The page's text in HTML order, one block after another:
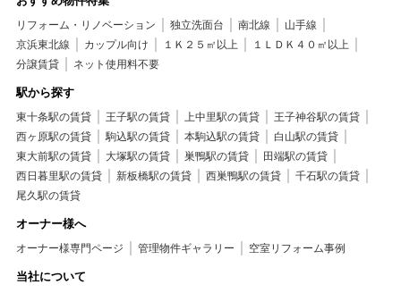
リフォーム・リノベーション 独立洗面台 南北線
山手線
京浜東北線
カップル向け １Ｋ２５㎡以上
１ＬＤＫ４０㎡以上
分譲賃貸
ネット使用料不要
駅から探す
東十条駅の賃貸 王子駅の賃貸 上中里駅の賃貸
王子神谷駅の賃貸
西ヶ原駅の賃貸
駒込駅の賃貸 本駒込駅の賃貸
白山駅の賃貸
東大前駅の賃貸
大塚駅の賃貸 巣鴨駅の賃貸
田端駅の賃貸
西日暮里駅の賃貸
新板橋駅の賃貸 西巣鴨駅の賃貸
千石駅の賃貸
尾久駅の賃貸
オーナー様へ
オーナー様専門ページ 管理物件ギャラリー 空室リフォーム事例
当社について